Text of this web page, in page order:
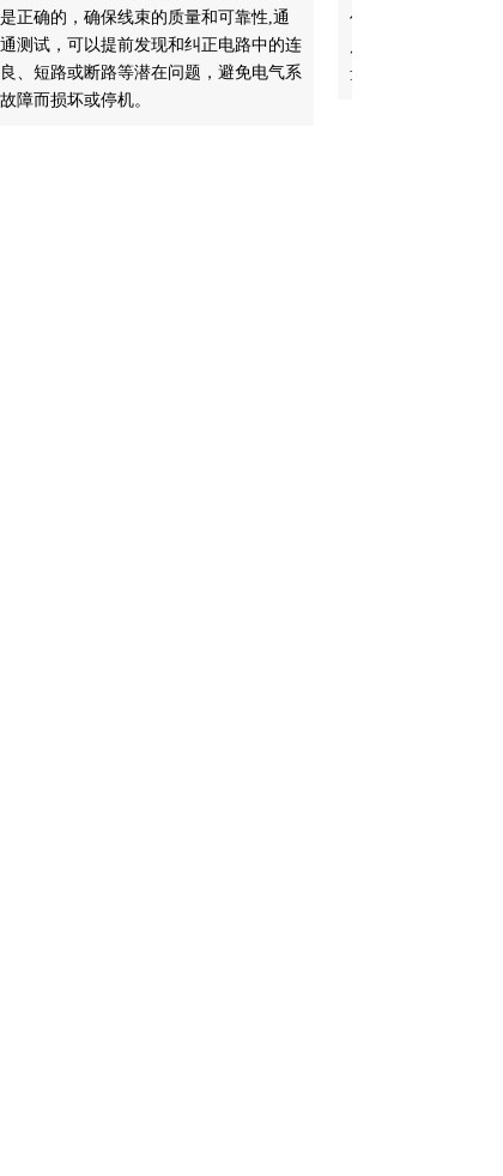
正确的，确保线束的质量和可靠性,通
测试，可以提前发现和纠正电路中的连
、短路或断路等潜在问题，避免电气系
障而损坏或停机。
信号线通讯/电源线耐
量和可靠性。